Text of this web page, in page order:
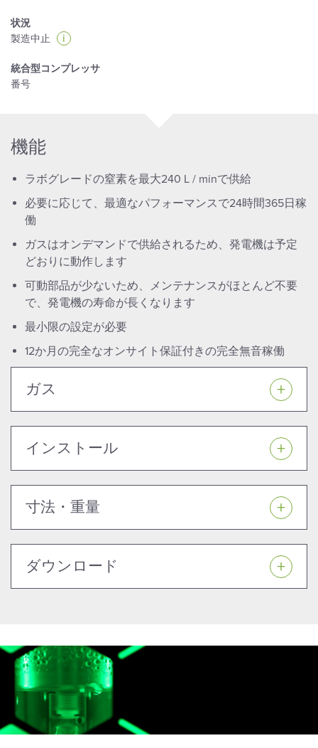
状況
製造中止
i
統合型コンプレッサ
番号
機能
ラボグレードの窒素を最大240 L / minで供給
必要に応じて、最適なパフォーマンスで24時間365日稼
働
ガスはオンデマンドで供給されるため、発電機は予定
どおりに動作します
可動部品が少ないため、メンテナンスがほとんど不要
で、発電機の寿命が長くなります
最小限の設定が必要
12か月の完全なオンサイト保証付きの完全無音稼働
ガス
インストール
寸法・重量
ダウンロード